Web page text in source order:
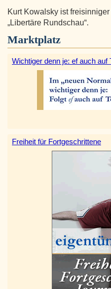
Kurt Kowalsky ist
„Libertäre Rundschau“.
Marktplatz
Wichtiger denn je: ef auch auf
Freiheit für Fortgeschrittene